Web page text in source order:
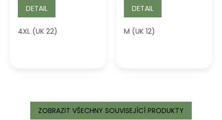
DETAIL
4XL (UK 22)
DETAIL
M (UK 12)
ZOBRAZIT VŠECHNY SOUVISEJÍCÍ PRODUKTY